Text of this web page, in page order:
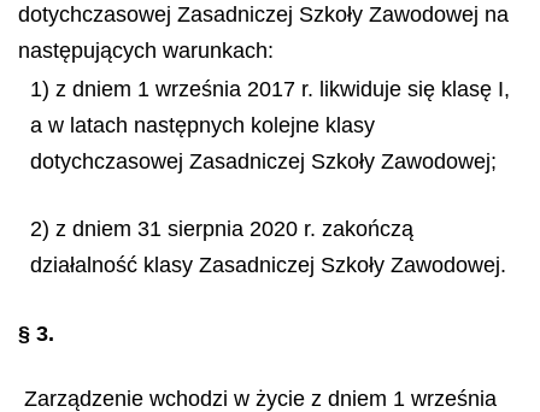
dotychczasowej Zasadniczej Szkoły Zawodowej na
następujących warunkach:
1) z dniem 1 września 2017 r. likwiduje się klasę I,
a w latach następnych kolejne klasy
dotychczasowej Zasadniczej Szkoły Zawodowej;
2) z dniem 31 sierpnia 2020 r. zakończą
działalność klasy Zasadniczej Szkoły Zawodowej.
§ 3.
Zarządzenie wchodzi w życie z dniem 1 września